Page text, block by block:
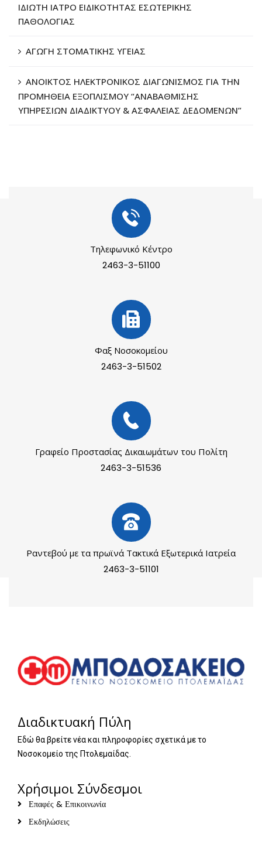
ΙΔΙΩΤΗ ΙΑΤΡΟ ΕΙΔΙΚΟΤΗΤΑΣ ΕΣΩΤΕΡΙΚΗΣ
ΠΑΘΟΛΟΓΙΑΣ
ΑΓΩΓΗ ΣΤΟΜΑΤΙΚΗΣ ΥΓΕΙΑΣ
ΑΝΟΙΚΤΟΣ ΗΛΕΚΤΡΟΝΙΚΟΣ ΔΙΑΓΩΝΙΣΜΟΣ ΓΙΑ ΤΗΝ
ΠΡΟΜΗΘΕΙΑ ΕΞΟΠΛΙΣΜΟΥ “ΑΝΑΒΑΘΜΙΣΗΣ
ΥΠΗΡΕΣΙΩΝ ΔΙΑΔΙΚΤΥΟΥ & ΑΣΦΑΛΕΙΑΣ ΔΕΔΟΜΕΝΩΝ”
Τηλεφωνικό Κέντρο
2463-3-51100
Φαξ Νοσοκομείου
2463-3-51502
Γραφείο Προστασίας Δικαιωμάτων του Πολίτη
2463-3-51536
Ραντεβού με τα πρωϊνά Τακτικά Εξωτερικά Ιατρεία
2463-3-51101
Διαδικτυακή Πύλη
Εδώ θα βρείτε νέα και πληροφορίες σχετικά με το
Νοσοκομείο της Πτολεμαίδας.
Χρήσιμοι Σύνδεσμοι
Επαφές & Επικοινωνία
Εκδηλώσεις